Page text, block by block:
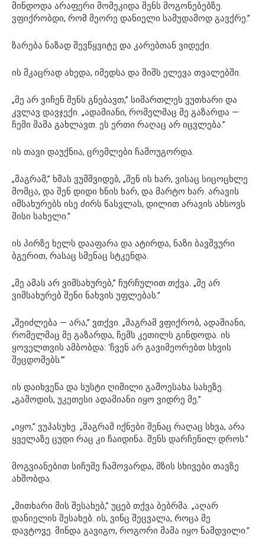
მინდოდა არაფერი მომეკიდა შენს მოგონებებზე.
ვფიქრობდი, რომ მეორე დანიელი სამუდამოდ გავქრე.”
ზარება ნაზად შევწყვიტე და კარებთან ვიდექი.
ის მკაცრად ახედა, იმედსა და შიშს ელევა თვალებში.
„მე არ ვიჩენ შენს გნებავთ,” სიმართლეს ვუთხარი და
კვლავ დავჯექი. „ადამიანი, რომელმაც მე გაზარდა —
ჩემი მამა გახლავთ. ეს ერთი რაღაც არ იცვლება.”
ის თავი დაუქნია, ცრემლები ჩამოუგორდა.
„მაგრამ,” ხმას ვუმშვიდებ, „შენ ის ხარ, ვისაც სიცოცხლე
მომცა, და შენ დიდი ხნის ხარ, და მარტო ხარ. არავის
იმსახურებს ისე ძირს წასვლას, დილით არავის ახსოვს
მისი სახელი.”
ის პირზე ხელს დააფარა და ატირდა, ნაზი ბავშვური
ბგერით, რასაც სმენაც სტკენდა.
„მე ამას არ ვიმსახურებ,” ჩურჩულით თქვა. „მე არ
ვიმსახურებ შენი ნახვის უფლებას.”
„შეიძლება — არა,” ვთქვი. „მაგრამ ვფიქრობ, ადამიანი,
რომელმაც მე გაზარდა, ჩემს კეთილს გინდოდა. ის
ყოველთვის ამბობდა: ‘ჩვენ არ გავიმეორებთ სხვის
შეცდომებს.’”
ის დაიხვეწა და სუსტი ღიმილი გამოესახა სახეზე.
„გამოდის, უკეთესი ადამიანი იყო ვიდრე მე.”
„იყო,” ვუპასუხე. „მაგრამ იქნები შენაც რაღაც სხვა, არა
ყველაზე ცუდი რაც კი ჩაიდინა. შენს დარჩენილ დროს.”
მოგვიანებით სიჩუმე ჩამოვარდა, მზის სხივები თავზე
ახშობდა.
„მითხარი მის შესახებ,” უცებ თქვა ბებრმა. „აღარ
დანიელის შესახებ. ის, ვინც შეცვალა, როცა მე
დავტოვე. მინდა გავიგო, როგორი მამა იყო ნამდვილი.”